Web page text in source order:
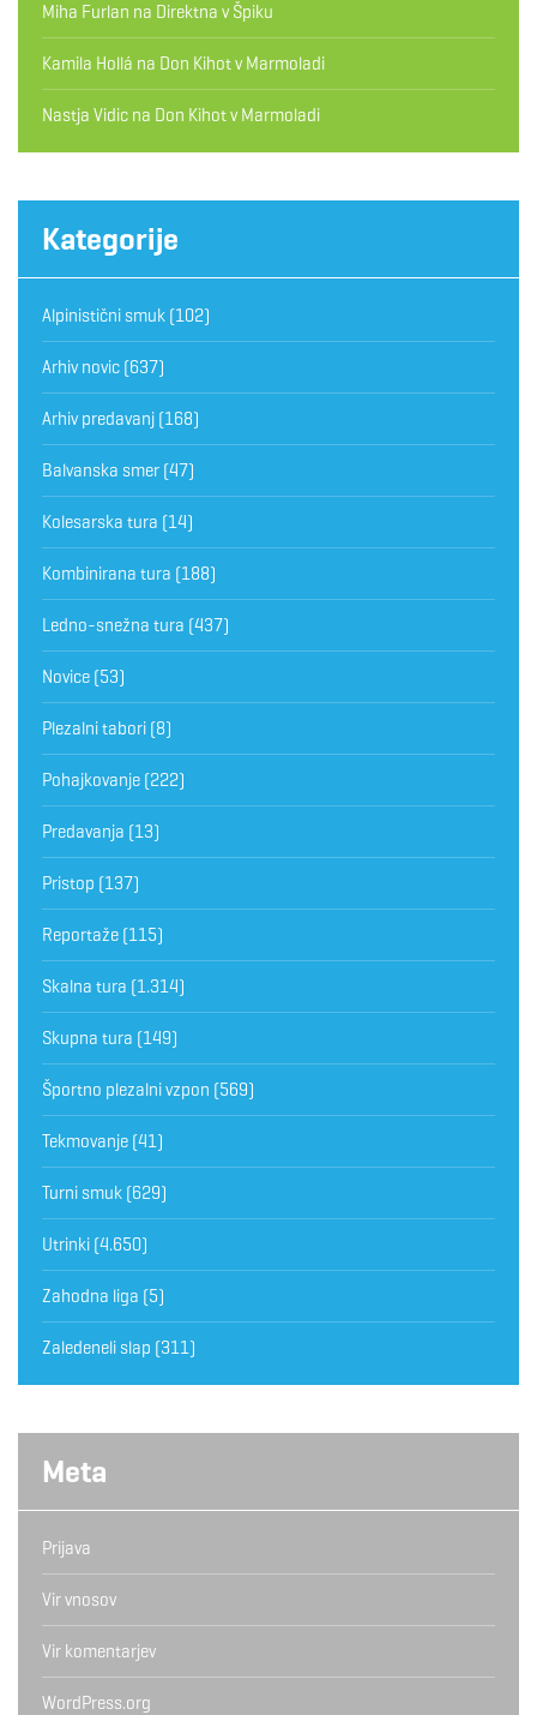
Miha Furlan na Direktna v Špiku
Kamila Hollá na Don Kihot v Marmoladi
Nastja Vidic na Don Kihot v Marmoladi
Kategorije
Alpinistični smuk (102)
Arhiv novic (637)
Arhiv predavanj (168)
Balvanska smer (47)
Kolesarska tura (14)
Kombinirana tura (188)
Ledno-snežna tura (437)
Novice (53)
Plezalni tabori (8)
Pohajkovanje (222)
Predavanja (13)
Pristop (137)
Reportaže (115)
Skalna tura (1.314)
Skupna tura (149)
Športno plezalni vzpon (569)
Tekmovanje (41)
Turni smuk (629)
Utrinki (4.650)
Zahodna liga (5)
Zaledeneli slap (311)
Meta
Prijava
Vir vnosov
Vir komentarjev
WordPress.org